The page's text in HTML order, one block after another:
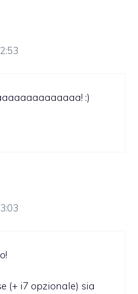
:)
(+ i7 opzionale) sia